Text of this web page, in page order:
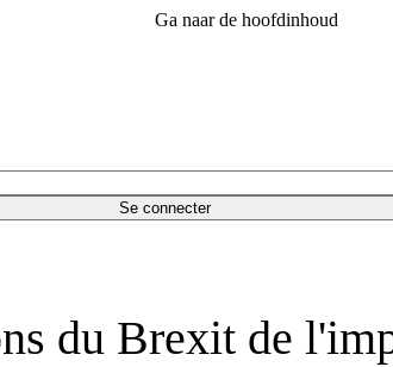
Ga naar de hoofdinhoud
Se connecter
du Brexit de